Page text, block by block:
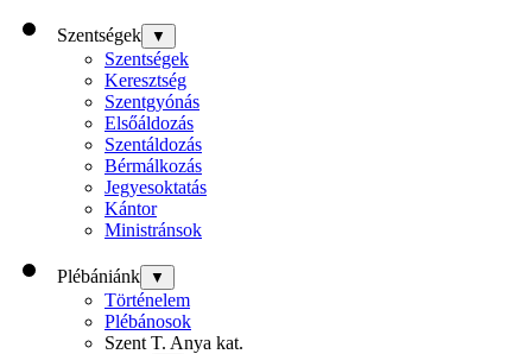
Szentségek ▼
Szentségek
Keresztség
Szentgyónás
Elsőáldozás
Szentáldozás
Bérmálkozás
Jegyesoktatás
Kántor
Ministránsok
Plébániánk ▼
Történelem
Plébánosok
Szent T. Anya kat.